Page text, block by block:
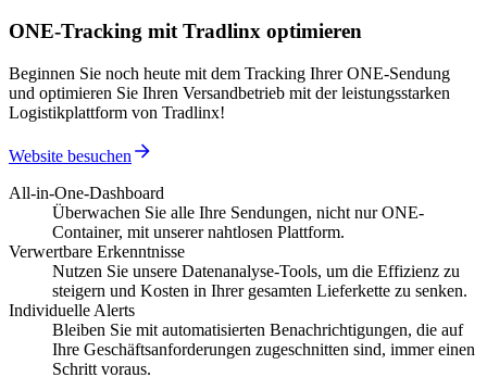
ONE-Tracking mit Tradlinx optimieren
Beginnen Sie noch heute mit dem Tracking Ihrer ONE-Sendung
und optimieren Sie Ihren Versandbetrieb mit der leistungsstarken
Logistikplattform von Tradlinx!
Website besuchen
All-in-One-Dashboard
Überwachen Sie alle Ihre Sendungen, nicht nur ONE-
Container, mit unserer nahtlosen Plattform.
Verwertbare Erkenntnisse
Nutzen Sie unsere Datenanalyse-Tools, um die Effizienz zu
steigern und Kosten in Ihrer gesamten Lieferkette zu senken.
Individuelle Alerts
Bleiben Sie mit automatisierten Benachrichtigungen, die auf
Ihre Geschäftsanforderungen zugeschnitten sind, immer einen
Schritt voraus.